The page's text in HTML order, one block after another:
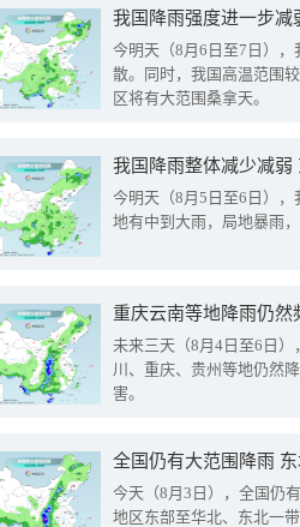
今明天（8月6日至7日）
散。同时，我国高温范围
区将有大范围桑拿天。
我国降雨整体减少减弱
今明天（8月5日至6日）
地有中到大雨，局地暴雨
重庆云南等地降雨仍然
未来三天（8月4日至6日
川、重庆、贵州等地仍然
害。
全国仍有大范围降雨
今天（8月3日），全国仍
地区东部至华北、东北一